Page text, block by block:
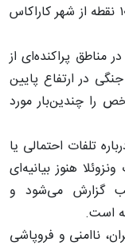
منابع محلی اعلام کرده‌اند که تاکنون حدود ۱۰ نقطه از شهر کاراکاس
مناطق پراکنده‌ای از
در ارتفاع پایین
را چندین‌بار مورد
تلفات احتمالی یا
هنوز بیانیه‌ای
گزارش می‌شود و
است.
ناامنی و فروپاشی